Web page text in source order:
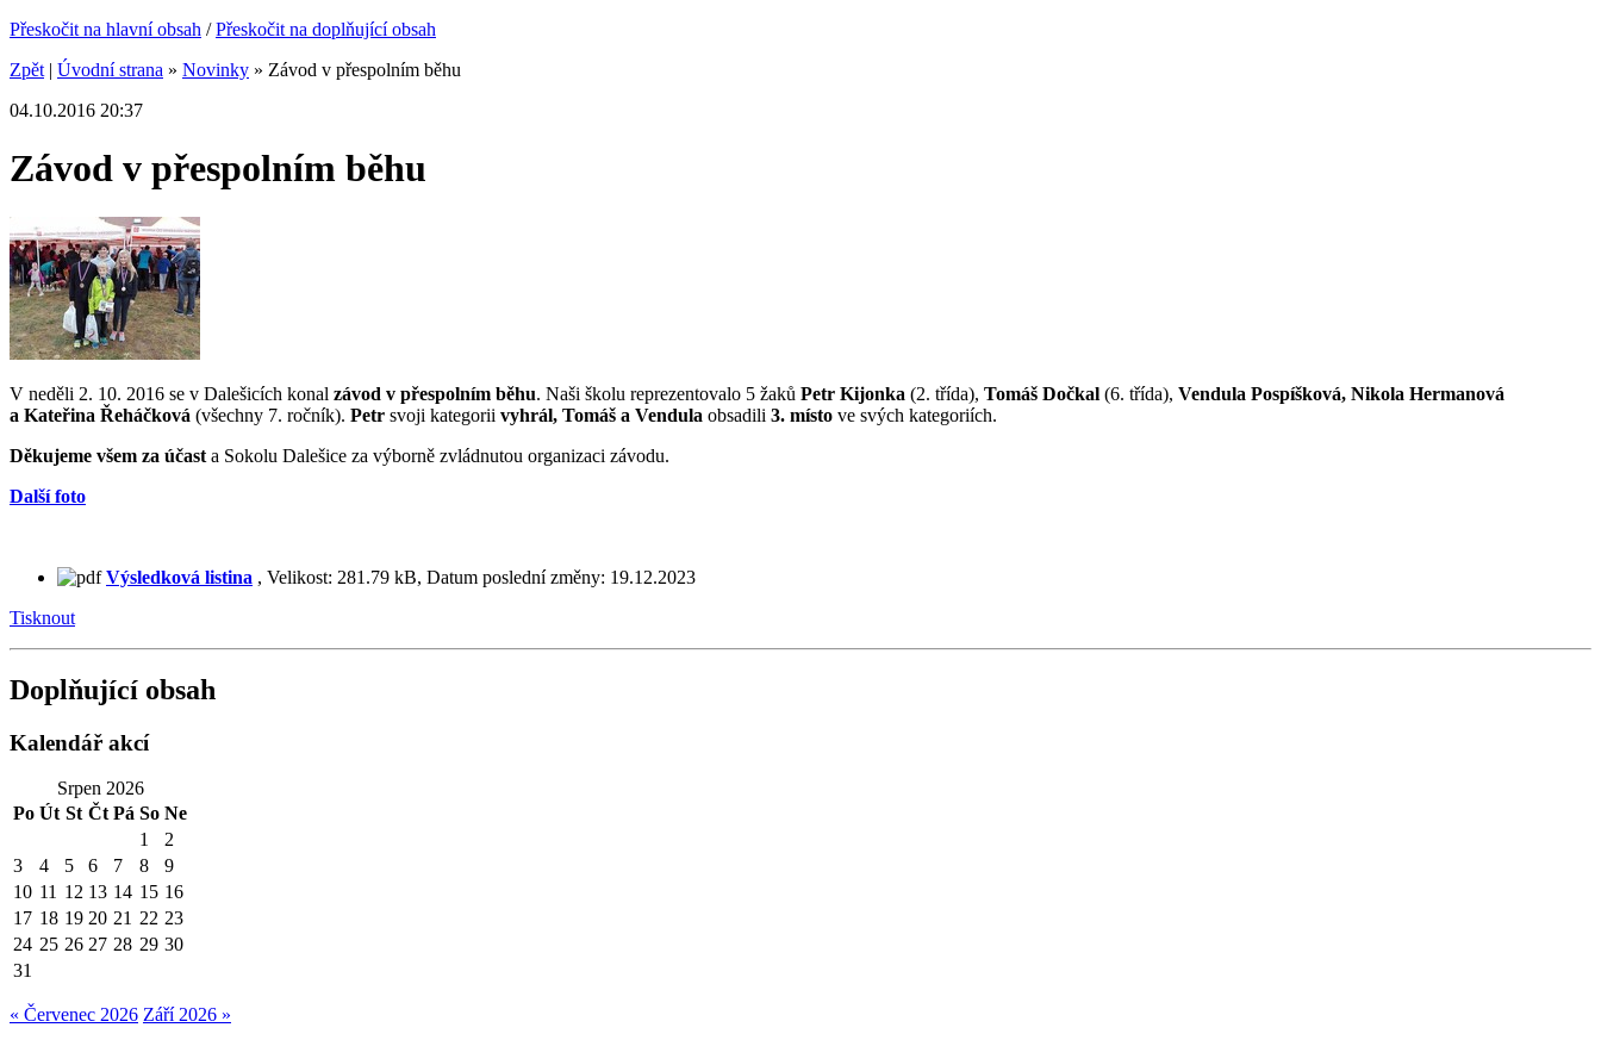
Přeskočit na hlavní obsah /Přeskočit na doplňující obsah
Zpět | Úvodní strana » Novinky » Závod v přespolním běhu
04.10.2016 20:37
Závod v přespolním běhu
V neděli 2. 10. 2016 se v Dalešicích konal závod v přespolním běhu. Naši školu reprezentovalo 5 žaků Petr Kijonka (2. třída), Tomáš Dočkal (6. třída), Vendula Pospíšková, Nikola Hermanová
a Kateřina Řeháčková (všechny 7. ročník). Petr svoji kategorii vyhrál, Tomáš a Vendula obsadili 3. místo ve svých kategoriích.
Děkujeme všem za účast a Sokolu Dalešice za výborně zvládnutou organizaci závodu.
Další foto
Výsledková listina , Velikost: 281.79 kB, Datum poslední změny: 19.12.2023
Tisknout
Doplňující obsah
Kalendář akcí
Srpen 2026
Po Út St Čt Pá So Ne
1
2
3
4 5 6 7 8
9
10 11 12 13 14 15 16
17 18 19 20 21 22 23
24 25 26 27 28 29 30
31
« Červenec 2026 Září 2026 »